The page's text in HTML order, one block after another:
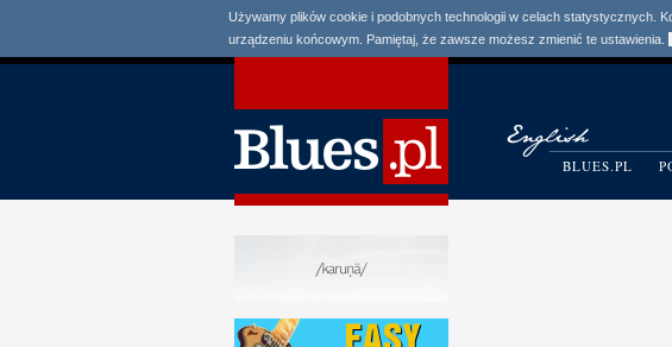
Używamy plików cookie i podobnych technologii w celach statystycznych.
urządzeniu końcowym. Pamiętaj, że zawsze możesz zmienić te ustawienia.
BLUES.PL